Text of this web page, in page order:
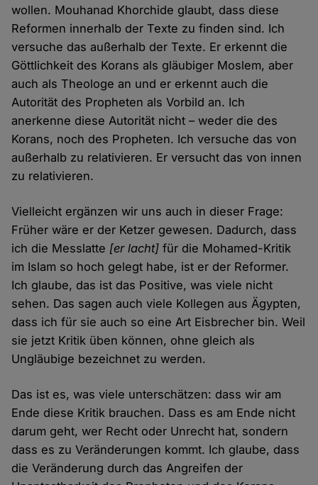
wollen. Mouhanad Khorchide glaubt, dass diese
Reformen innerhalb der Texte zu finden sind. Ich
versuche das außerhalb der Texte. Er erkennt die
Göttlichkeit des Korans als gläubiger Moslem, aber
auch als Theologe an und er erkennt auch die
Autorität des Propheten als Vorbild an. Ich
anerkenne diese Autorität nicht – weder die des
Korans, noch des Propheten. Ich versuche das von
außerhalb zu relativieren. Er versucht das von innen
zu relativieren.
Vielleicht ergänzen wir uns auch in dieser Frage:
Früher wäre er der Ketzer gewesen. Dadurch, dass
ich die Messlatte [er lacht] für die Mohamed-Kritik
im Islam so hoch gelegt habe, ist er der Reformer.
Ich glaube, das ist das Positive, was viele nicht
sehen. Das sagen auch viele Kollegen aus Ägypten,
dass ich für sie auch so eine Art Eisbrecher bin. Weil
sie jetzt Kritik üben können, ohne gleich als
Ungläubige bezeichnet zu werden.
Das ist es, was viele unterschätzen: dass wir am
Ende diese Kritik brauchen. Dass es am Ende nicht
darum geht, wer Recht oder Unrecht hat, sondern
dass es zu Veränderungen kommt. Ich glaube, dass
die Veränderung durch das Angreifen der